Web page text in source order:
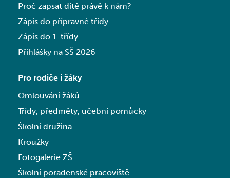
Proč zapsat dítě právě k nám?
Zápis do přípravné třídy
Zápis do 1. třídy
Přihlášky na SŠ 2026
Pro rodiče i žáky
Omlouvání žáků
Třídy, předměty, učební pomůcky
Školní družina
Kroužky
Fotogalerie ZŠ
Školní poradenské pracoviště